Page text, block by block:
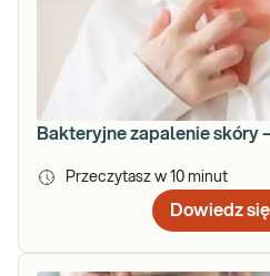
Bakteryjne zapalenie skóry
Przeczytasz w 10 minut
Dowiedz